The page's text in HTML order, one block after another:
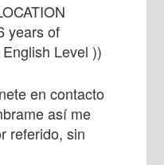
years of
Level ))
en contacto
así me
referido, sin